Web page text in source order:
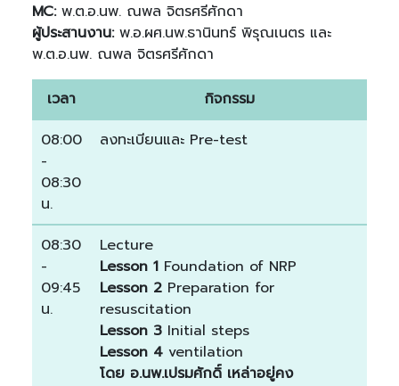
MC:พ.ต.อ.นพ. ณพล จิตรศรีศักดา
ผู้ประสานงาน:พ.อ.ผศ.นพ.ธานินทร์ พิรุณเนตร และ
พ.ต.อ.นพ. ณพล จิตรศรีศักดา
เวลา
กิจกรรม
08:00
-
08:30
น.
ลงทะเบียนและ Pre-test
08:30
-
09:45
น.
Lecture
Lesson 1 Foundation of NRP
Lesson 2 Preparation for
resuscitation
Lesson 3 Initial steps
Lesson 4 ventilation
โดย อ.นพ.เปรมศักดิ์ เหล่าอยู่คง